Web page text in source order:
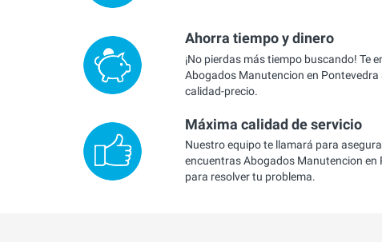
Ahorra tiempo y dinero
¡No pierdas más tiempo buscando! Te
Abogados Manutencion en Pontevedra
calidad-precio.
Máxima calidad de servicio
Nuestro equipo te llamará para
encuentras Abogados Manutencion en
para resolver tu problema.